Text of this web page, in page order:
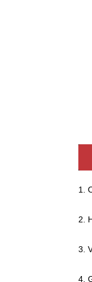
1.
2.
3.
4.